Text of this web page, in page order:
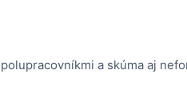
a skúma aj